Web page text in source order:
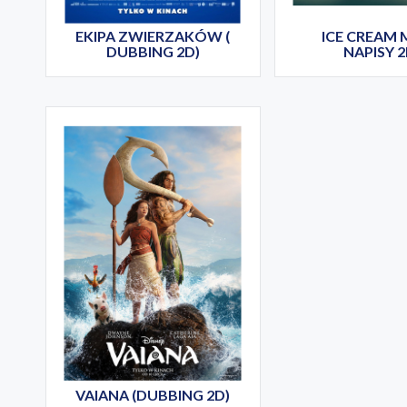
EKIPA ZWIERZAKÓW (
DUBBING 2D)
ICE CREAM
NAPISY
VAIANA (DUBBING 2D)